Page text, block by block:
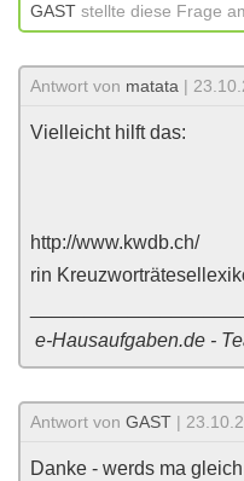
GAST stellte diese Frage
Antwort von matata |
Vielleicht hilft das:
http://www.kwdb.ch/
rin
e-Hausaufgaben.de -
Antwort von GAST |
Danke - werds ma